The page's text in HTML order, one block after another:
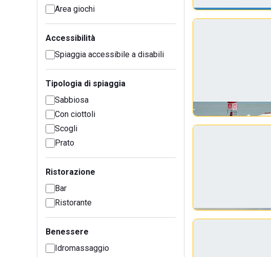
Area giochi
Accessibilità
Spiaggia accessibile a disabili
Tipologia di spiaggia
Sabbiosa
Con ciottoli
Scogli
Prato
Ristorazione
Bar
Ristorante
Benessere
Idromassaggio